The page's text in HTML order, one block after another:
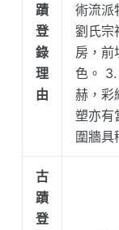
蹟
登
錄
理
由
術流派
劉氏宗
房，前
色。
赫，彩
塑亦有
圍牆具
古
蹟
登